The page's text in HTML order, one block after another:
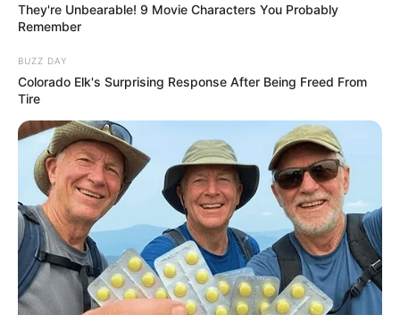
17:20 Esporte,Estados Unidos,Internacional ,Notícia
Camping World Stadium. —Foto: Divulgação.
Brasil x Croácia: saiba onde assistir, horário do jogo e
They're Unbearable! 9 Movie Characters You Probably
Remember
BUZZ DAY
Colorado Elk's Surprising Response After Being Freed From
Tire